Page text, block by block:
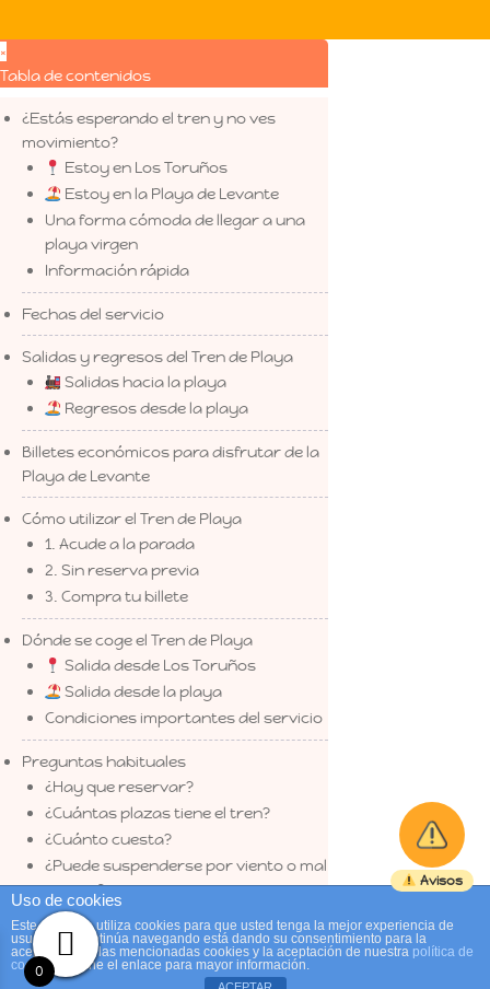
Avisos
Uso de cookies
Este sitio web utiliza cookies para que usted tenga la mejor experiencia de
usuario. Si continúa navegando está dando su consentimiento para la
aceptación de las mencionadas cookies y la aceptación de nuestra política de
cookies
, pinche el enlace para mayor información.
×
Tabla de contenidos
¿Estás esperando el tren y no ves
movimiento?
Estoy en Los Toruños
Estoy en la Playa de Levante
Una forma cómoda de llegar a una
playa virgen
Información rápida
Fechas del servicio
Salidas y regresos del Tren de Playa
Salidas hacia la playa
Regresos desde la playa
Billetes económicos para disfrutar de la
Playa de Levante
Cómo utilizar el Tren de Playa
1. Acude a la parada
2. Sin reserva previa
3. Compra tu billete
Dónde se coge el Tren de Playa
Salida desde Los Toruños
Salida desde la playa
Condiciones importantes del servicio
Preguntas habituales
¿Hay que reservar?
¿Cuántas plazas tiene el tren?
¿Cuánto cuesta?
¿Puede suspenderse por viento o mal
tiempo?
Este verano, llega a la Playa de Levante
en tren
0